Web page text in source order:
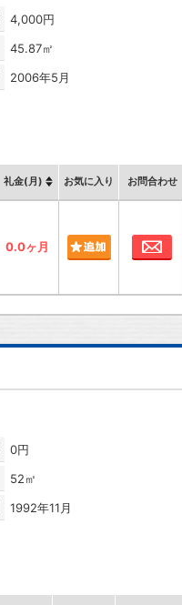
4,000円
45.87㎡
2006年5月
礼金(月) お気に入り お問合わせ
0.0ヶ月
0円
52㎡
1992年11月